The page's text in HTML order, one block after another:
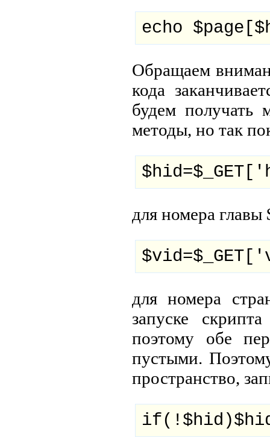
echo
Обращаем
кода
будем получать
методы, но так
для номера главы
для номера
запуске
поэтому обе
пустыми.
пространство,